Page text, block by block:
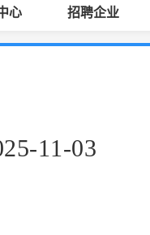
心 招聘企业
11-03